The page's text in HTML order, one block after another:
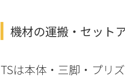
機材の運搬・セット
TSは本体・三脚・プリ